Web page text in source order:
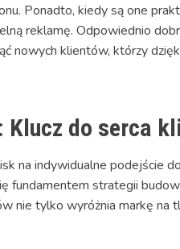
Ponadto, kiedy są one
reklamę. Odpowiednio
nowych klientów, którzy
Klucz do serca
na indywidualne podejście
fundamentem strategii
nie tylko wyróżnia markę na